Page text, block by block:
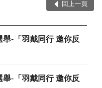
回上一頁
-「羽戴同行 邀你反
-「羽戴同行 邀你反